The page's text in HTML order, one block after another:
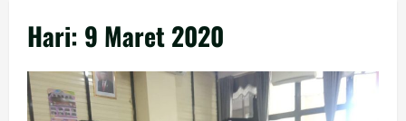
Hari: 9 Maret 2020